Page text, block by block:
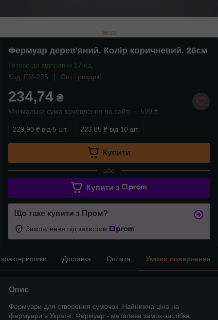
Фермуар дерев'яний. Колір коричневий. 26см
Готово до відправки 17 од.
Код: FM-225
Опт і роздріб
234,74 ₴
Мінімальна сума замовлення на сайті — 500 ₴
229,90 ₴ від 5 шт. 223,85 ₴ від 10 шт.
Купити
або
Купити з
Що таке купити з Пром?
Замовлення під захистом
Доставка Оплата Умови повернення
Опис
Фермуари для створення сумочок. Найнижча ціна на
фермуари в Україні. Фермуар - металева замок-застібка,